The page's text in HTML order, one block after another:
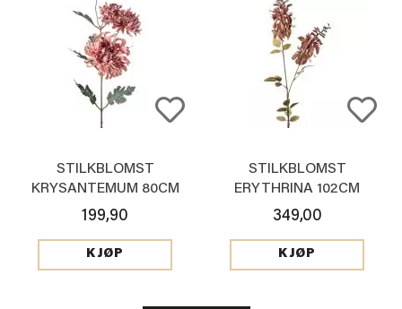
STILKBLOMST
KRYSANTEMUM 80CM
ROSA
199,90
KJØP
STILKBLOMST
ERYTHRINA 102CM
349,00
KJØP